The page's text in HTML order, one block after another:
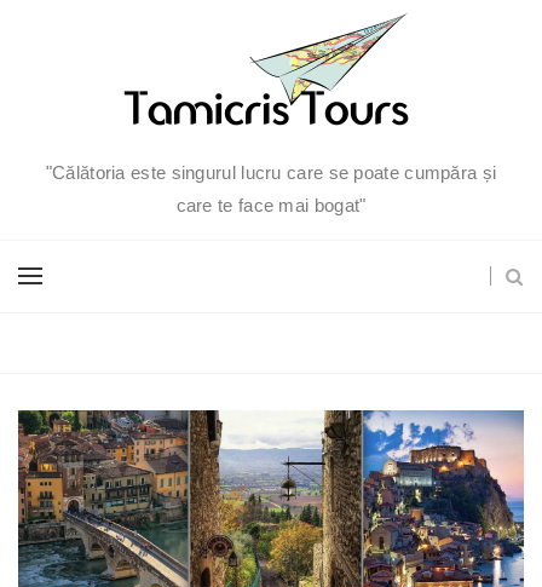
"Călătoria este singurul lucru care se poate cumpăra și
care te face mai bogat"